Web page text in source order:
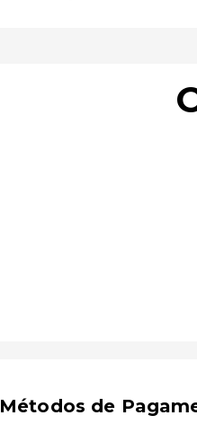
Métodos de